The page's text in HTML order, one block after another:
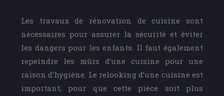
Les travaux de rénovation de cuisine sont
nécessaires pour assurer la sécurité et éviter
les dangers pour les enfants. Il faut également
repeindre les mûrs d’une cuisine pour une
raison d’hygiène. Le relooking d’une cuisine est
important, pour que cette pièce soit plus